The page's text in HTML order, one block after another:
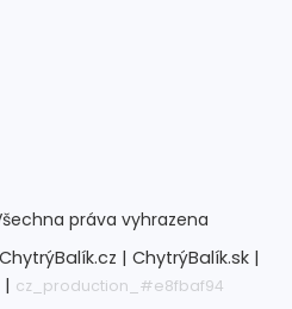
práva vyhrazena
ChytrýBalík.cz | ChytrýBalík.sk |
cz_production_#e8fbaf94